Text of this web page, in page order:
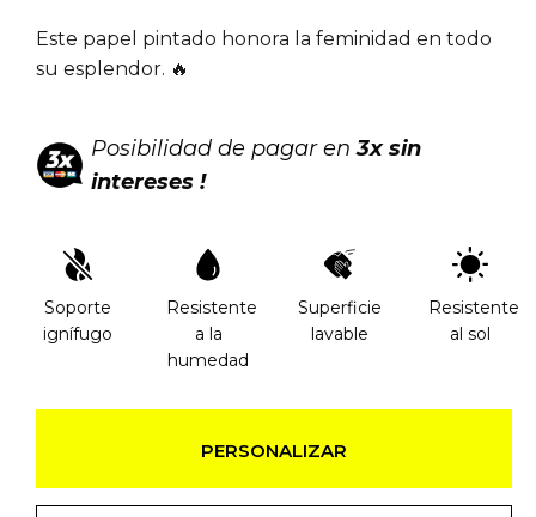
Este papel pintado honora la feminidad en todo
su esplendor. 🔥
Posibilidad de pagar en3x sin
intereses !
Soporte
ignífugo
Resistente
a la
humedad
Superficie
lavable
Resistente
al sol
PERSONALIZAR